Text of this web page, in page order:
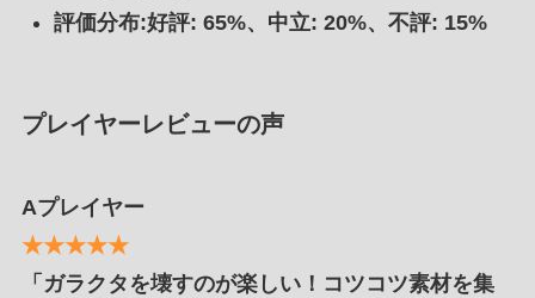
評価分布:好評: 65%、中立: 20%、不評: 15%
プレイヤーレビューの声
Aプレイヤー
★★★★★
「ガラクタを壊すのが楽しい！コツコツ素材を集